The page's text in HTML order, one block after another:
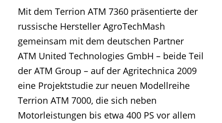
Mit dem Terrion ATM 7360 präsentierte der
russische Hersteller AgroTechMash
gemeinsam mit dem deutschen Partner
ATM United Technologies GmbH – beide Teil
der ATM Group – auf der Agritechnica 2009
eine Projektstudie zur neuen Modellreihe
Terrion ATM 7000, die sich neben
Motorleistungen bis etwa 400 PS vor allem